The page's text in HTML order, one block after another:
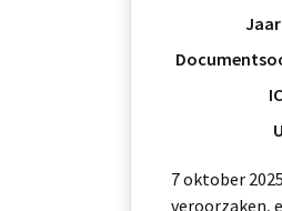
7 oktober
veroorzaken,